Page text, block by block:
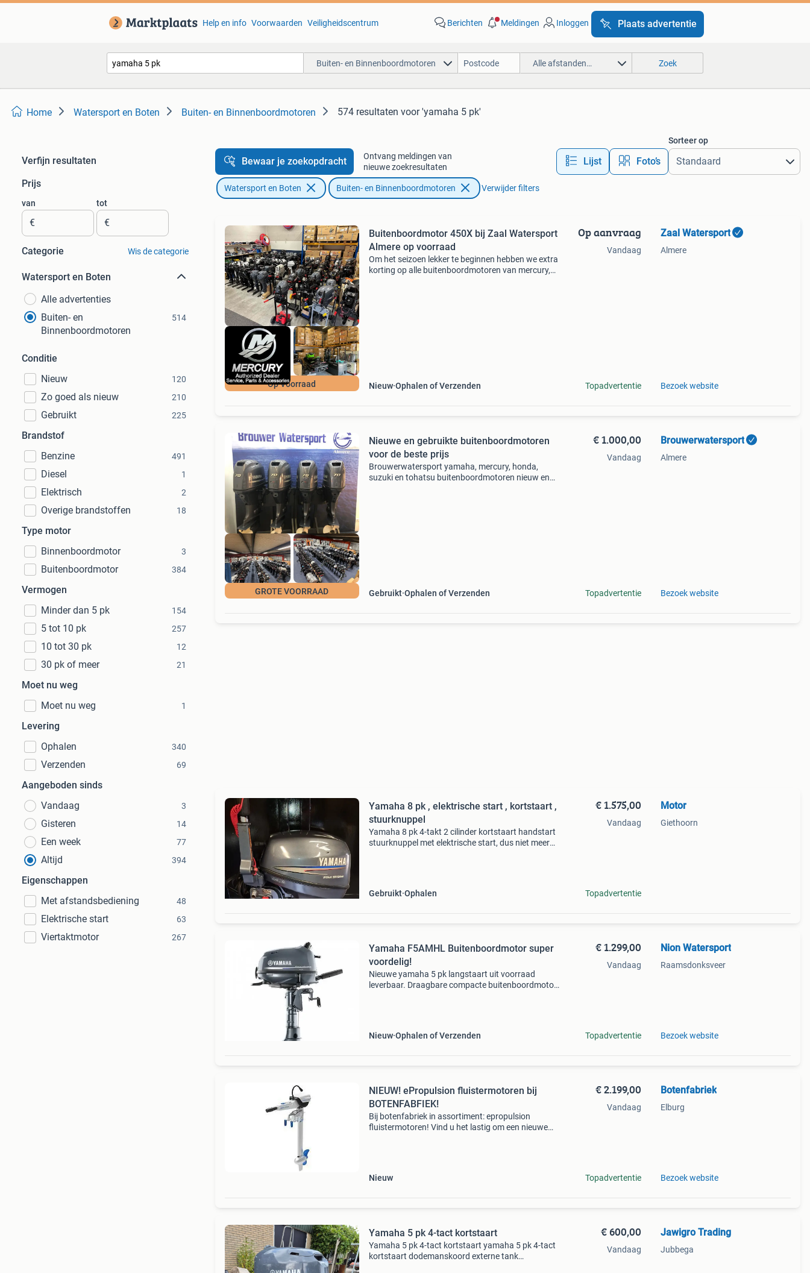
Help en info Voorwaarden Veiligheidscentrum Berichten Meldingen Inloggen Plaats advertentie
Buiten- en Binnenboordmotoren Alle afstanden… Zoek
Home Watersport en Boten Buiten- en Binnenboordmotoren 574 resultaten voor 'yamaha 5 pk'
Verfijn resultaten
Prijs
van
€
tot
€
Categorie Wis de categorie
Watersport en Boten
Alle advertenties
Buiten- en
Binnenboordmotoren
514
Conditie
Nieuw
120
Zo goed als nieuw 210
Gebruikt 225
Brandstof
Benzine
491
Diesel 1
Elektrisch 2
Overige brandstoffen 18
Type motor
Binnenboordmotor
3
Buitenboordmotor 384
Vermogen
Minder dan 5 pk
154
5 tot 10 pk 257
10 tot 30 pk 12
30 pk of meer 21
Moet nu weg
Moet nu weg
1
Levering
Ophalen
340
Verzenden 69
Aangeboden sinds
Vandaag
3
Gisteren 14
Een week 77
Altijd 394
Eigenschappen
Met afstandsbediening
48
Elektrische start 63
Viertaktmotor 267
Bewaar je zoekopdracht
Ontvang meldingen van
nieuwe zoekresultaten
Lijst Foto’s
Sorteer op
Watersport en Boten Buiten- en Binnenboordmotoren Verwijder filters
Op Voorraad
Buitenboordmotor 450X bij Zaal Watersport
Almere op voorraad
Om het seizoen lekker te beginnen hebben we extra
korting op alle buitenboordmotoren van mercury,
Nieuw Ophalen of Verzenden
Op aanvraag
Vandaag
Topadvertentie
Zaal Watersport
Almere
Bezoek website
GROTE VOORRAAD
Nieuwe en gebruikte buitenboordmotoren
voor de beste prijs
Brouwerwatersport yamaha, mercury, honda,
suzuki en tohatsu buitenboordmotoren nieuw en
Gebruikt Ophalen of Verzenden
€ 1.000,00
Vandaag
Topadvertentie
Brouwerwatersport
Almere
Bezoek website
Yamaha 8 pk , elektrische start , kortstaart ,
stuurknuppel
Yamaha 8 pk 4-takt 2 cilinder kortstaart handstart
stuurknuppel met elektrische start, dus niet meer
Gebruikt Ophalen
€ 1.575,00
Vandaag
Topadvertentie
Motor
Giethoorn
Yamaha F5AMHL Buitenboordmotor super
voordelig!
Nieuwe yamaha 5 pk langstaart uit voorraad
leverbaar. Draagbare compacte buitenboordmotor,
Nieuw Ophalen of Verzenden
€ 1.299,00
Vandaag
Topadvertentie
Nion Watersport
Raamsdonksveer
Bezoek website
NIEUW! ePropulsion fluistermotoren bij
BOTENFABFIEK!
Bij botenfabriek in assortiment: epropulsion
fluistermotoren! Vind u het lastig om een nieuwe
Nieuw
€ 2.199,00
Vandaag
Topadvertentie
Botenfabriek
Elburg
Bezoek website
Yamaha 5 pk 4-tact kortstaart
Yamaha 5 pk 4-tact kortstaart yamaha 5 pk 4-tact
kortstaart dodemanskoord externe tank
€ 600,00
Vandaag
Jawigro Trading
Jubbega